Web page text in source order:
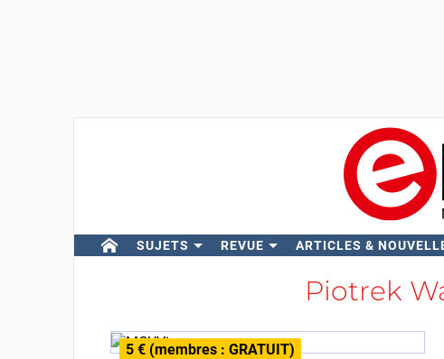
SUJETS REVUE ARTICLES &
Piotrek
5 € (membres : GRATUIT)